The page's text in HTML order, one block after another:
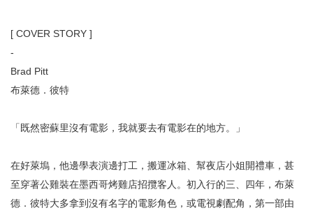
[ COVER STORY ]
-
Brad Pitt
布萊德．彼特
「既然密蘇里沒有電影，我就要去有電影在的地方。」
在好萊塢，他邊學表演邊打工，搬運冰箱、幫夜店小姐開禮車，甚
至穿著公雞裝在墨西哥烤雞店招攬客人。初入行的三 、四年，布萊
德．彼特大多拿到沒有名字的電影角色，或電視劇配角，第一部由